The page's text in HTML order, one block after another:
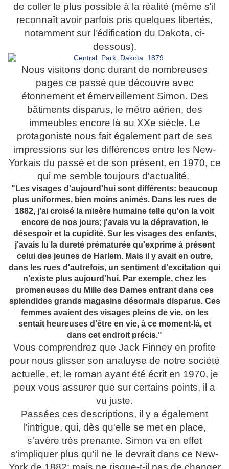
de coller le plus possible à la réalité (même s'il
reconnaît avoir parfois pris quelques libertés,
notamment sur l'édification du Dakota, ci-
dessous).
Nous visitons donc durant de nombreuses
pages ce passé que découvre avec
étonnement et émerveillement Simon. Des
bâtiments disparus, le métro aérien, des
immeubles encore là au XXe siècle. Le
protagoniste nous fait également part de ses
impressions sur les différences entre les New-
Yorkais du passé et de son présent, en 1970, ce
qui me semble toujours d'actualité.
"Les visages d'aujourd'hui sont différents: beaucoup
plus uniformes, bien moins animés. Dans les rues de
1882, j'ai croisé la misère humaine telle qu'on la voit
encore de nos jours; j'avais vu la dépravation, le
désespoir et la cupidité. Sur les visages des enfants,
j'avais lu la dureté prématurée qu'exprime à présent
celui des jeunes de Harlem. Mais il y avait en outre,
dans les rues d'autrefois, un sentiment d'excitation qui
n'existe plus aujourd'hui. Par exemple, chez les
promeneuses du Mille des Dames entrant dans ces
splendides grands magasins désormais disparus. Ces
femmes avaient des visages pleins de vie, on les
sentait heureuses d'être en vie, à ce moment-là, et
dans cet endroit précis."
Vous comprendrez que Jack Finney en profite
pour nous glisser son analuyse de notre société
actuelle, et, le roman ayant été écrit en 1970, je
peux vous assurer que sur certains points, il a
vu juste.
Passées ces descriptions, il y a également
l'intrigue, qui, dès qu'elle se met en place,
s'avère très prenante. Simon va en effet
s'impliquer plus qu'il ne le devrait dans ce New-